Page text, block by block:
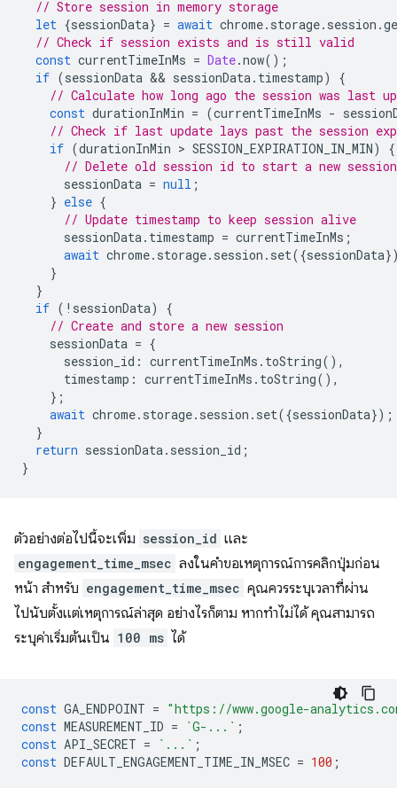
// Store session in memory storage
let {sessionData} = await chrome. storage. session .
// Check if session exists and is still valid
const currentTimeInMs = Date.now();
if (sessionData && sessionData. timestamp)
{
// Calculate how long ago the session was last
const durationInMin = (currentTimeInMs -
// Check if last update lays past the session
if (durationInMin > SESSION_EXPIRATION_IN_MIN)
{
// Delete old session id to start a new session
sessionData = null ;
} else {
// Update timestamp to keep session alive
sessionData. timestamp = currentTimeInMs ;
await chrome. storage. session . set({sessionData
}
}
if ( ! sessionData)
{
// Create and store a new session
sessionData = {
session_id : currentTimeInMs . toString(),
timestamp : currentTimeInMs . toString(),
};
await chrome. storage. session . set({sessionData});
}
return sessionData. session_id ;
}
ตัวอย่างต่อไปนี้จะเพิ่ม session_id และ
engagement_time_msec ลงในคำขอเหตุการณ์การคลิกปุ่มก่อน
หน้า สำหรับ engagement_time_msec คุณควรระบุเวลาที่ผ่าน
ไปนับตั้งแต่เหตุการณ์ล่าสุด อย่างไรก็ตาม หากทำไม่ได้ คุณสามารถ
ระบุค่าเริ่มต้นเป็น 100 ms ได้
const GA_ENDPOINT = "https://www.google-
const MEASUREMENT_ID = `G-...` ;
const API_SECRET = `...` ;
const DEFAULT_ENGAGEMENT_TIME_IN_MSEC = 100 ;